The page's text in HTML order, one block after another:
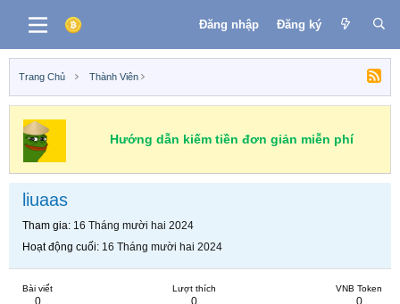
Đăng nhập Đăng ký
Trang Chủ Thành Viên
Hướng dẫn kiếm tiền đơn giản miễn phí
liuaas
Tham gia 16 Tháng mười hai 2024
Hoạt động cuối 16 Tháng mười hai 2024
Bài viết
0
Lượt thích
0
VNB Token
0